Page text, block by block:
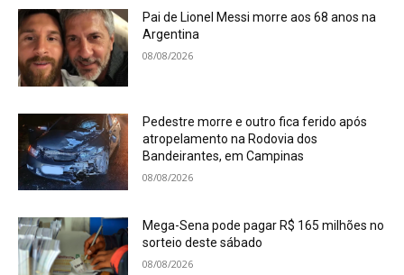
Pai de Lionel Messi morre aos 68 anos na
Argentina
08/08/2026
Pedestre morre e outro fica ferido após
atropelamento na Rodovia dos
Bandeirantes, em Campinas
08/08/2026
Mega-Sena pode pagar R$ 165 milhões no
sorteio deste sábado
08/08/2026